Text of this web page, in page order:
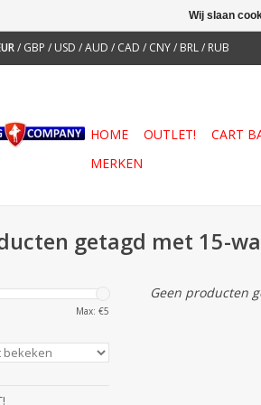
/ GBP / USD /AUD / CAD / CNY/ BRL/ RUB
HOME OUTLET!
CART
MERKEN
getagd met 15-
Max: €5
Geen producten
Wij slaan